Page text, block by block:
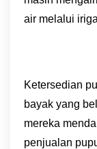
air melalui
Ketersedian
bayak yang
mereka
penjualan